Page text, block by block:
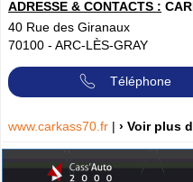
ADRESSE & CONTACTS :
40 Rue des Giranaux
70100 - ARC-LÈS-GRAY
Téléphone
www.carkass70.fr | › Voir plus